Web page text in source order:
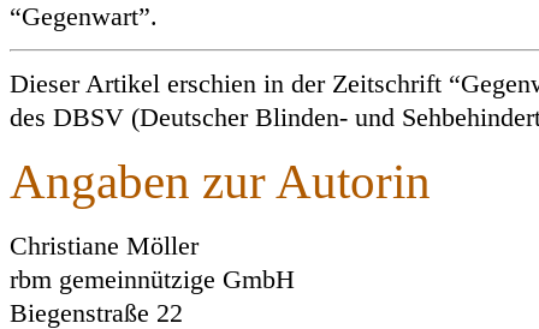
“Gegenwart”.
Dieser Artikel erschien in der Zeitschrift
des DBSV (Deutscher Blinden- und
Angaben zur Autorin
Christiane Möller
rbm gemeinnützige GmbH
Biegenstraße 22